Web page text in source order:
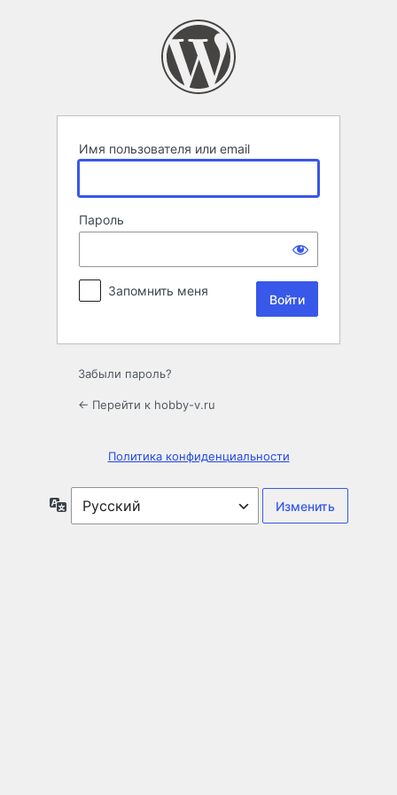
Имя пользователя или email
Пароль
Запомнить меня
Забыли пароль?
← Перейти к hobby-v.ru
Политика конфиденциальности
Язык